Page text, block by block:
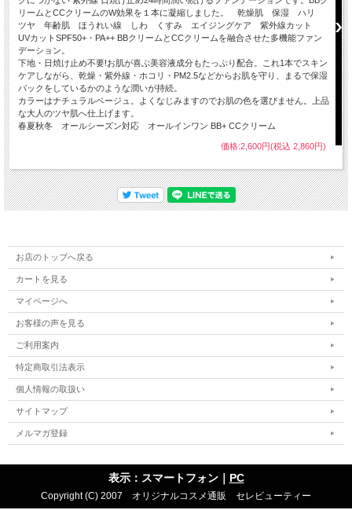
リームとCCクリームのW効果を１本に凝縮しました。 乾燥肌 保湿 ハリ
ツヤ 年齢肌 ほうれい線 しわ くすみ エイジングケア 紫外線カット
UVカットSPF50+・PA++ BBクリームとCCクリームを融合させた多機能ファン
デーション。
下地・日焼け止め不要!お肌が喜ぶ美容液成分もたっぷり配合。これ1本でスキン
ケアしながら、乾燥・紫外線・ホコリ・PM2.5などからお肌を守り、まるで保湿
パックをしているかのような潤いが持続。
カラーはナチュラルベージュ。よくなじみますのでお肌の色を選びません。上品
な大人のツヤ肌へ仕上げます。
春夏秋冬 オールシーズン対応 オールインワン BB+ CCクリーム
価格:2,600円(税込 2,860円)
お店のトップへ戻る
カートを見る
マイページへ
お客様の声を見る
ご利用案内
特定商取引法表示
個人情報の取扱い
サイトマップ
メルマガ登録
表示：スマートフォン｜ PC
Copyright (C) 2007 オリジナルコスメ通販 セレビューティー